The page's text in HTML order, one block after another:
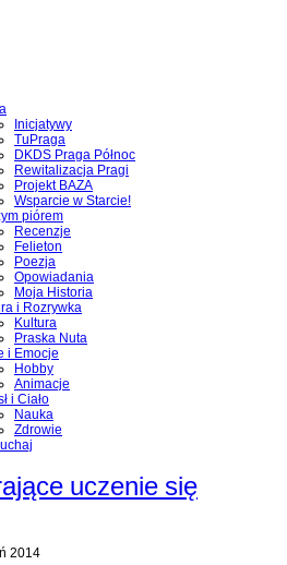
Inicjatywy
TuPraga
DKDS Praga Północ
Rewitalizacja Pragi
Projekt BAZA
Wsparcie w Starcie!
piórem
Recenzje
Felieton
Poezja
Opowiadania
Moja Historia
i Rozrywka
Kultura
Praska Nuta
i Emocje
Hobby
Animacje
i Ciało
Nauka
Zdrowie
uczenie się
2014